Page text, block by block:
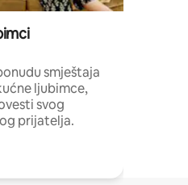
smještaja
ljubimce,
svog
prijatelja.